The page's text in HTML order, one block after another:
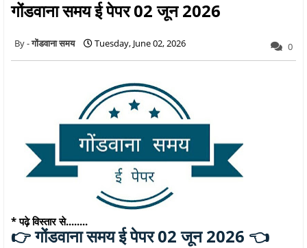
गोंडवाना समय ई पेपर 02 जून 2026
गोंडवाना समय Tuesday, June 02, 2026 0
* पढ़े विस्तार से........
👉 गोंडवाना समय ई पेपर 02 जून 2026 👈